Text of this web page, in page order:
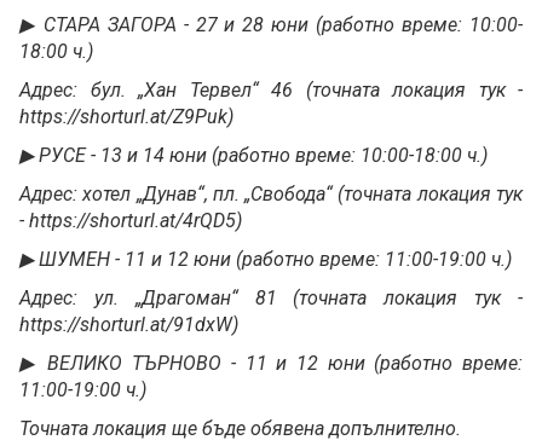
▶ СТАРА ЗАГОРА - 27 и 28 юни (работно време: 10:00-
18:00 ч.)
Адрес: бул. „Хан Тервел“ 46 (точната локация тук -
https://shorturl.at/Z9Puk)
▶ РУСЕ - 13 и 14 юни (работно време: 10:00-18:00 ч.)
Адрес: хотел „Дунав“, пл. „Свобода“ (точната локация тук
- https://shorturl.at/4rQD5)
▶ ШУМЕН - 11 и 12 юни (работно време: 11:00-19:00 ч.)
Адрес: ул. „Драгоман“ 81 (точната локация тук -
https://shorturl.at/91dxW)
▶ ВЕЛИКО ТЪРНОВО - 11 и 12 юни (работно време:
11:00-19:00 ч.)
Точната локация ще бъде обявена допълнително.